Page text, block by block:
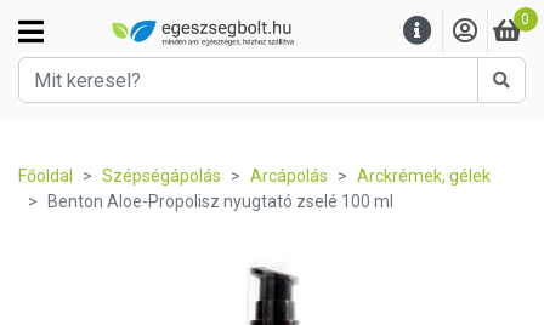
0
Főoldal Szépségápolás Arcápolás
Arckrémek, gélek
Benton Aloe-Propolisz nyugtató zselé 100 ml